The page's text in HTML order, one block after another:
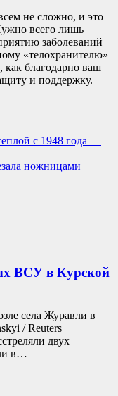
не сложно, и это
всего лишь
заболеваний
«телохранителю»
как благодарно ваш
и поддержку.
с 1948 года —
ножницами
ВСУ в Курской
села Журавли в
/ Reuters
двух
в…